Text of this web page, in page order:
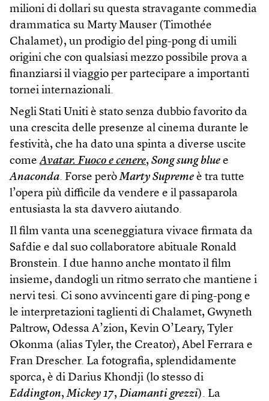
milioni di dollari su questa stravagante commedia
drammatica su Marty Mauser (Timothée
Chalamet), un prodigio del ping-pong di umili
origini che con qualsiasi mezzo possibile prova a
finanziarsi il viaggio per partecipare a importanti
tornei internazionali.
Negli Stati Uniti è stato senza dubbio favorito da
una crescita delle presenze al cinema durante le
festività, che ha dato una spinta a diverse uscite
comeAvatar. Fuoco e cenere, Song sung blue e
Anaconda. Forse peròMarty Supreme è tra tutte
l’opera più difficile da vendere e il passaparola
entusiasta la sta davvero aiutando.
Il film vanta una sceneggiatura vivace firmata da
Safdie e dal suo collaboratore abituale Ronald
Bronstein. I due hanno anche montato il film
insieme, dandogli un ritmo serrato che mantiene i
nervi tesi. Ci sono avvincenti gare di ping-pong e
le interpretazioni taglienti di Chalamet, Gwyneth
Paltrow, Odessa A’zion, Kevin O’Leary, Tyler
Okonma (alias Tyler, the Creator), Abel Ferrara e
Fran Drescher. La fotografia, splendidamente
sporca, è di Darius Khondji (lo stesso di
Eddington,Mickey 17, Diamanti grezzi). La